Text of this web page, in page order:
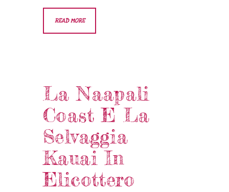
READ MORE
La Naapali
Coast E La
Selvaggia
Kauai In
Elicottero